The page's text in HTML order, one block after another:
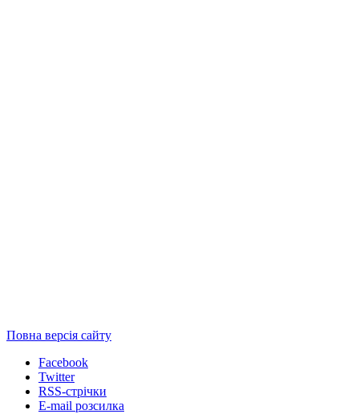
Повна версія сайту
Facebook
Twitter
RSS-стрічки
E-mail розсилка